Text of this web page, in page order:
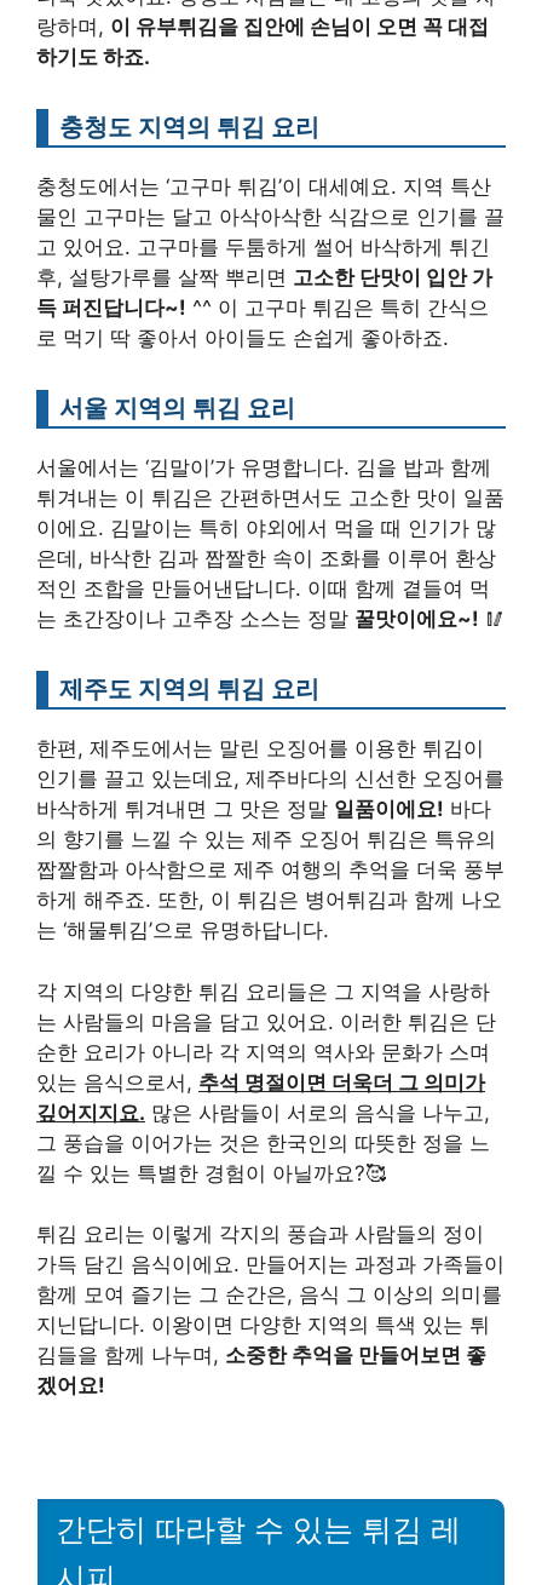
랑하며, 이 유부튀김을 집안에 손님이 오면 꼭 대접
하기도 하죠.
충청도 지역의 튀김 요리
충청도에서는 ‘고구마 튀김’이 대세예요. 지역 특산
물인 고구마는 달고 아삭아삭한 식감으로 인기를 끌
고 있어요. 고구마를 두툼하게 썰어 바삭하게 튀긴
후, 설탕가루를 살짝 뿌리면 고소한 단맛이 입안 가
득 퍼진답니다~! ^^ 이 고구마 튀김은 특히 간식으
로 먹기 딱 좋아서 아이들도 손쉽게 좋아하죠.
서울 지역의 튀김 요리
서울에서는 ‘김말이’가 유명합니다. 김을 밥과 함께
튀겨내는 이 튀김은 간편하면서도 고소한 맛이 일품
이에요. 김말이는 특히 야외에서 먹을 때 인기가 많
은데, 바삭한 김과 짭짤한 속이 조화를 이루어 환상
적인 조합을 만들어낸답니다. 이때 함께 곁들여 먹
는 초간장이나 고추장 소스는 정말 꿀맛이에요~! 🥢
제주도 지역의 튀김 요리
한편, 제주도에서는 말린 오징어를 이용한 튀김이
인기를 끌고 있는데요, 제주바다의 신선한 오징어를
바삭하게 튀겨내면 그 맛은 정말 일품이에요! 바다
의 향기를 느낄 수 있는 제주 오징어 튀김은 특유의
짭짤함과 아삭함으로 제주 여행의 추억을 더욱 풍부
하게 해주죠. 또한, 이 튀김은 병어튀김과 함께 나오
는 ‘해물튀김’으로 유명하답니다.
각 지역의 다양한 튀김 요리들은 그 지역을 사랑하
는 사람들의 마음을 담고 있어요. 이러한 튀김은 단
순한 요리가 아니라 각 지역의 역사와 문화가 스며
있는 음식으로서, 추석 명절이면 더욱더 그 의미가
깊어지지요. 많은 사람들이 서로의 음식을 나누고,
그 풍습을 이어가는 것은 한국인의 따뜻한 정을 느
낄 수 있는 특별한 경험이 아닐까요?🥰
튀김 요리는 이렇게 각지의 풍습과 사람들의 정이
가득 담긴 음식이에요. 만들어지는 과정과 가족들이
함께 모여 즐기는 그 순간은, 음식 그 이상의 의미를
지닌답니다. 이왕이면 다양한 지역의 특색 있는 튀
김들을 함께 나누며, 소중한 추억을 만들어보면 좋
겠어요!
간단히 따라할 수 있는 튀김 레
시피